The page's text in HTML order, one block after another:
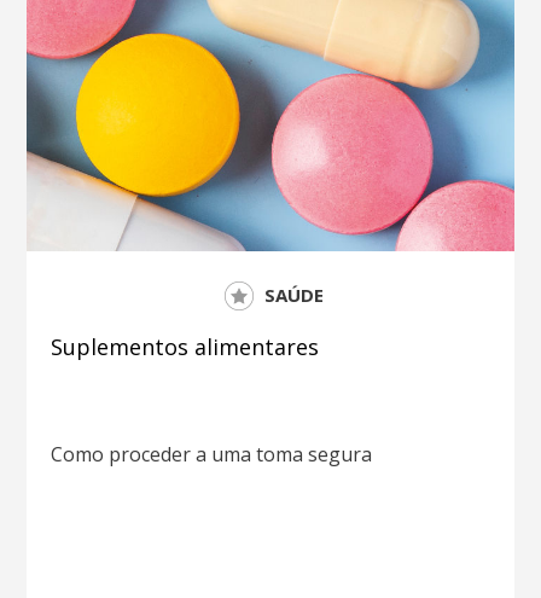
SAÚDE
Suplementos alimentares
Como proceder a uma toma segura